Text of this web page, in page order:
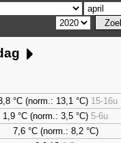
°C (norm.: 13,1 °C) 15-16u
1,9 °C (norm.: 3,5 °C) 5-6u
7,6°C (norm.: 8,2 °C)